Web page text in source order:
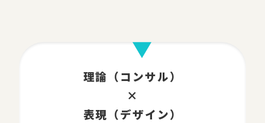
理論（コンサル）
×
表現（デザイン）